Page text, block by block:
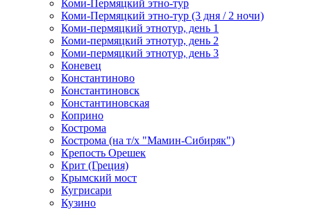
Коми-Пермяцкий этно-тур
Коми-Пермяцкий этно-тур (3 дня / 2 ночи)
Коми-пермяцкий этнотур, день 1
Коми-пермяцкий этнотур, день 2
Коми-пермяцкий этнотур, день 3
Коневец
Константиново
Константиновск
Константиновская
Коприно
Кострома
Кострома (на т/х "Мамин-Сибиряк")
Крепость Орешек
Крит (Греция)
Крымский мост
Кугрисари
Кузино